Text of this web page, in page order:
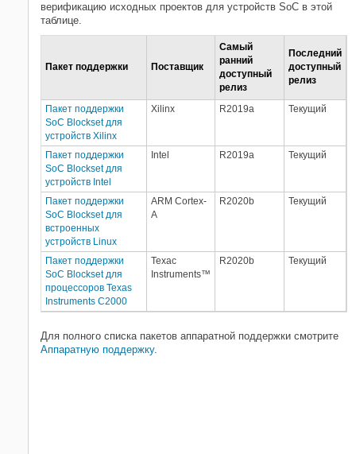
верификацию исходных проектов для устройств SoC в этой
таблице.
Пакет поддержки Поставщик
Самый
ранний
доступный
релиз
Последний
доступный
релиз
Пакет поддержки
SoC Blockset для
устройств Xilinx
Xilinx R2019a Текущий
Пакет поддержки
SoC Blockset для
устройств Intel
Intel R2019a Текущий
Пакет поддержки
SoC Blockset для
встроенных
устройств Linux
ARM Cortex-
A
R2020b Текущий
Пакет поддержки
SoC Blockset для
процессоров Texas
Instruments C2000
Техас
Instruments™
R2020b Текущий
Для полного списка пакетов аппаратной поддержки смотрите
Аппаратную поддержку.